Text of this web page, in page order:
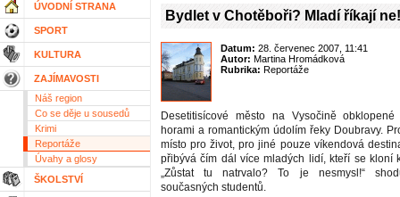
ÚVODNÍ STRANA
SPORT
KULTURA
ZAJÍMAVOSTI
Náš region
Co se děje u sousedů
Krimi
Reportáže
Úvahy a glosy
ŠKOLSTVÍ
Bydlet v Chotěboři? Mladí říkají ne!
Datum: 28. červenec 2007, 11:41
Autor: Martina Hromádková
Rubrika: Reportáže
Desetitisícové město na Vysočině obklopené
horami a romantickým údolím řeky Doubravy.
místo pro život, pro jiné pouze víkendová
přibývá čím dál více mladých lidí, kteří se kloní
„Zůstat tu natrvalo? To je nesmysl!“
současných studentů.